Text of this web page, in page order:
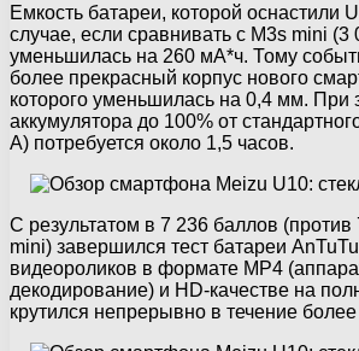
Емкость батареи, которой оснастили
случае, если сравнивать с M3s mini (3
уменьшилась на 260 мА*ч. Тому
более прекрасный корпус нового
которого уменьшилась на 0,4 мм. При
аккумулятора до 100% от
А) потребуется около 1,5 часов.
С результатом в 7 236 баллов
mini) завершился тест батареи
видеороликов в формате MP4
декодирование) и HD-качестве на
крутился непрерывно в течение